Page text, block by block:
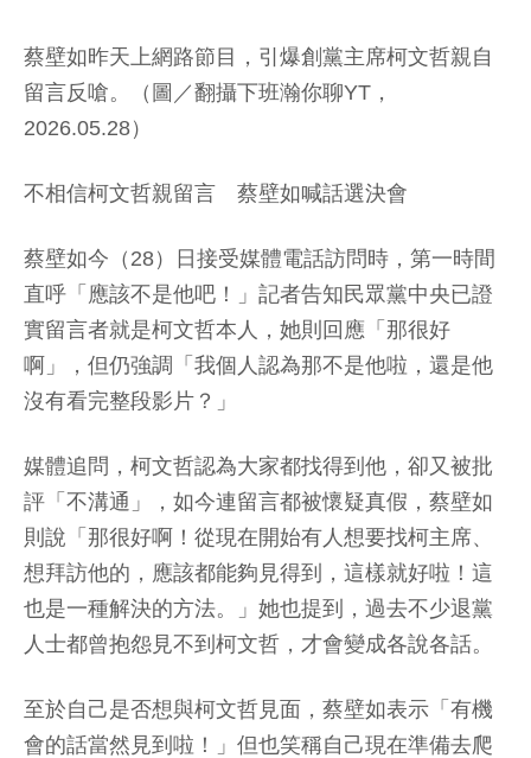
蔡壁如昨天上網路節目，引爆創黨主席柯文哲親自
留言反嗆。（圖／翻攝下班瀚你聊YT，
2026.05.28）
不相信柯文哲親留言 蔡壁如喊話選決會
蔡壁如今（28）日接受媒體電話訪問時，第一時間
直呼「應該不是他吧！」記者告知民眾黨中央已證
實留言者就是柯文哲本人，她則回應「那很好
啊」，但仍強調「我個人認為那不是他啦，還是他
沒有看完整段影片？」
媒體追問，柯文哲認為大家都找得到他，卻又被批
評「不溝通」，如今連留言都被懷疑真假，蔡壁如
則說「那很好啊！從現在開始有人想要找柯主席、
想拜訪他的，應該都能夠見得到，這樣就好啦！這
也是一種解決的方法。」她也提到，過去不少退黨
人士都曾抱怨見不到柯文哲，才會變成各說各話。
至於自己是否想與柯文哲見面，蔡壁如表示「有機
會的話當然見到啦！」但也笑稱自己現在準備去爬